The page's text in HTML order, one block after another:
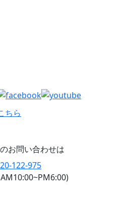
ちら
お問い合わせは
122-975